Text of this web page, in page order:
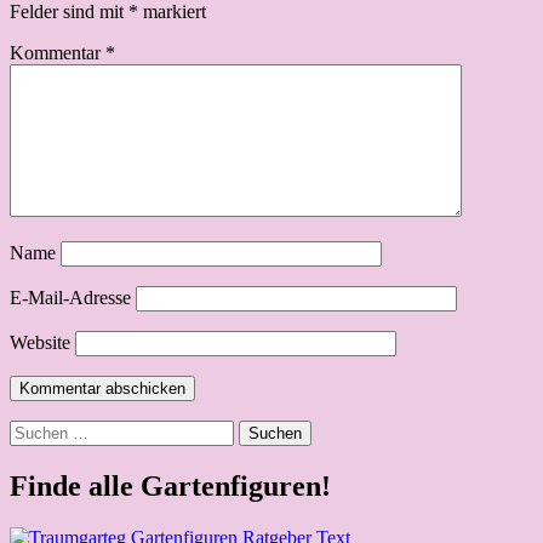
Felder sind mit * markiert
Kommentar *
Name
E-Mail-Adresse
Website
Suchen
nach:
Finde alle Gartenfiguren!